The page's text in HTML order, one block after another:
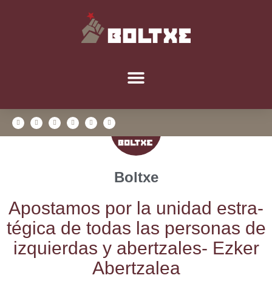
Boltxe
Apos­ta­mos por la uni­dad estra­
té­gi­ca de todas las per­so­nas de
izquier­das y aber­tza­les- Ezker
Abertzalea